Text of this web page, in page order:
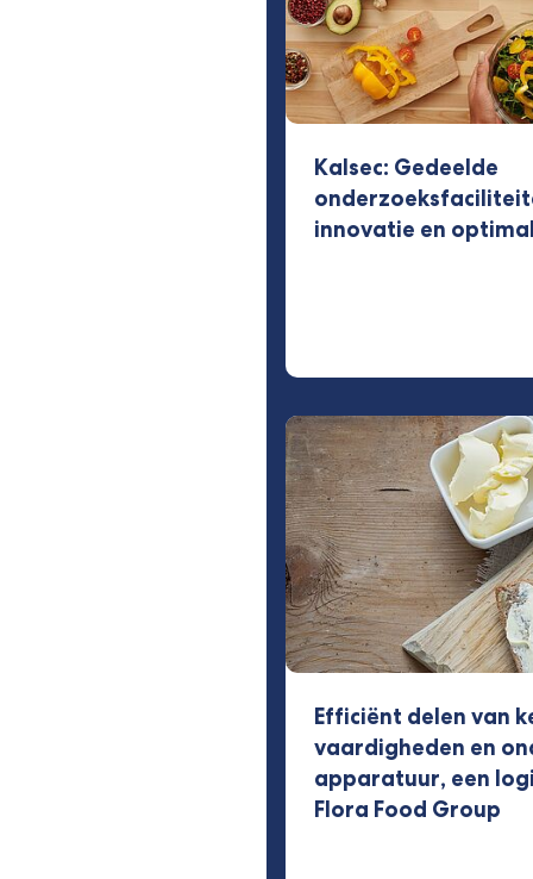
Kalsec: Gedeelde
innovatie en
Efficiënt delen van
vaardigheden en
apparatuur, een
Flora Food Group